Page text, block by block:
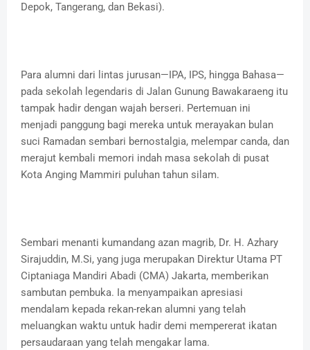
Depok, Tangerang, dan Bekasi).
Para alumni dari lintas jurusan—IPA, IPS, hingga Bahasa—
pada sekolah legendaris di Jalan Gunung Bawakaraeng itu
tampak hadir dengan wajah berseri. Pertemuan ini
menjadi panggung bagi mereka untuk merayakan bulan
suci Ramadan sembari bernostalgia, melempar canda, dan
merajut kembali memori indah masa sekolah di pusat
Kota Anging Mammiri puluhan tahun silam.
Sembari menanti kumandang azan magrib, Dr. H. Azhary
Sirajuddin, M.Si, yang juga merupakan Direktur Utama PT
Ciptaniaga Mandiri Abadi (CMA) Jakarta, memberikan
sambutan pembuka. Ia menyampaikan apresiasi
mendalam kepada rekan-rekan alumni yang telah
meluangkan waktu untuk hadir demi mempererat ikatan
persaudaraan yang telah mengakar lama.